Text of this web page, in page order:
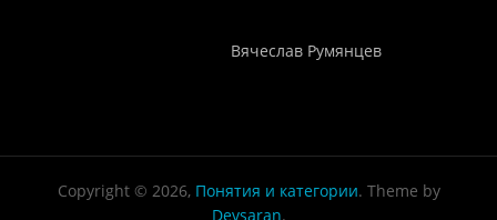
Вячеслав Румянцев
Copyright © 2026, Понятия и категории. Theme by
Devsaran.